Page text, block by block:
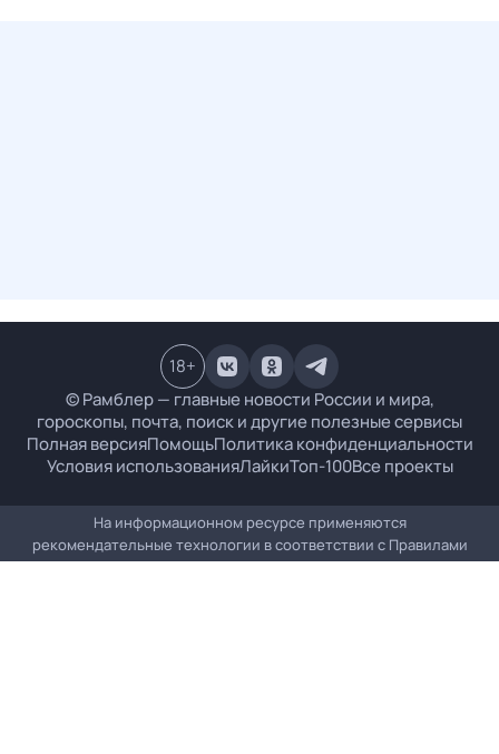
© Рамблер — главные новости России и мира,
гороскопы, почта, поиск и другие полезные сервисы
Полная версияПомощьПолитика конфиденциальности
Условия использованияЛайкиТоп-100Все проекты
18+
На информационном ресурсе применяются
рекомендательные технологии в соответствии с Правилами